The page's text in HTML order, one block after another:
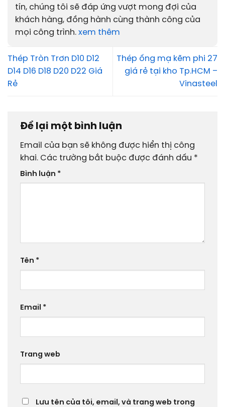
tín, chúng tôi sẽ đáp ứng vượt mong đợi của
khách hàng, đồng hành cùng thành công của
mọi công trình. xem thêm
Thép Tròn Trơn D10 D12
D14 D16 D18 D20 D22 Giá
Rẻ
Thép ống mạ kẽm phi 27
giá rẻ tại kho Tp.HCM –
Vinasteel
Để lại một bình luận
Email của bạn sẽ không được hiển thị công
khai. Các trường bắt buộc được đánh dấu *
Bình luận *
Tên *
Email *
Trang web
Lưu tên của tôi, email, và trang web trong